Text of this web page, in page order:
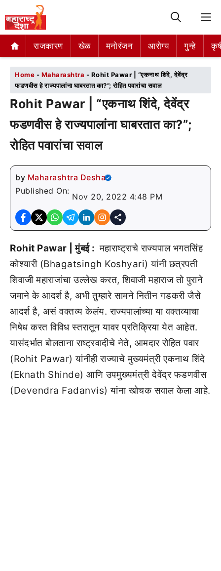
राजकारण खेळ मनोरंजन आरोग्य गुन्हे
राजकारण खेळ मनोरंजन आरोग्य गुन्हे
Home - Maharashtra - Rohit Pawar | “एकनाथ शिंदे, देवेंद्र
फडणवीस हे राज्यपालांना घाबरतात का?”; रोहित पवारांचा सवाल
Rohit Pawar | “एकनाथ शिंदे, देवेंद्र
फडणवीस हे राज्यपालांना घाबरतात का?”;
रोहित पवारांचा सवाल
by Maharashtra Desha
Published On:
Nov 20, 2022 4:48 PM
Rohit Pawar | मुंबई :महाराष्ट्राचे राज्यपाल भगतसिंह
कोश्यारी (Bhagatsingh Koshyari) यांनी छत्रपती
शिवाजी महाराजांचा उल्लेख करत, शिवाजी महाराज तो पुराने
जमाने के आदर्श है, अभी तुम्हारे सामने नितीन गडकरी जैसे
आदर्श है, असं वक्तव्य केलंय. राज्यपालांच्या या वक्तव्याचा
निषेध करत विविध स्तरातून यावर प्रतिक्रिया येत आहेत.
यासंदर्भात बोलताना राष्ट्रवादीचे नेते, आमदार रोहित पवार
(Rohit Pawar) यांनीही राज्याचे मुख्यमंत्री एकनाथ शिंदे
(Eknath Shinde) आणि उपमुख्यमंत्री देवेंद्र फडणवीस
(Devendra Fadanvis) यांना खोचक सवाल केला आहे.